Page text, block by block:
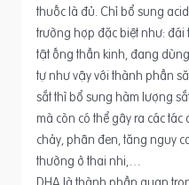
thuốc là đủ. Chỉ bổ sung
trường hợp đặc biệt như:
tật ống thần kinh, đang
tự như vậy với thành phần
sắt thì bổ sung hàm lượng
mà còn có thể gây ra các
chảy, phân đen, tăng nguy
thường ở thai nhi,…